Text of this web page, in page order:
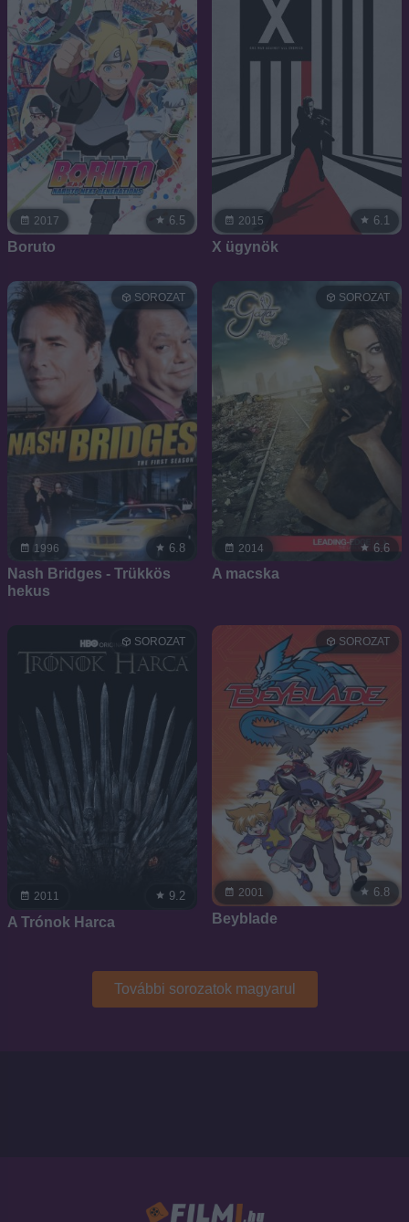
2017 6.5
Boruto
2015 6.1
X ügynök
1996
SOROZAT
6.8
Nash Bridges - Trükkös
hekus
2014
SOROZAT
6.6
A macska
2011
SOROZAT
9.2
A Trónok Harca
2001
SOROZAT
6.8
Beyblade
További sorozatok magyarul